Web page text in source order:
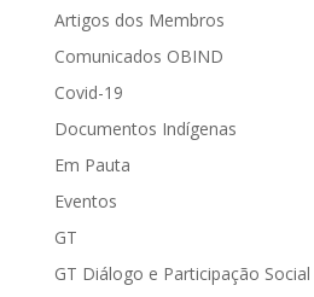
Artigos dos Membros
Comunicados OBIND
Covid-19
Documentos Indígenas
Em Pauta
Eventos
GT
GT Diálogo e Participação Social